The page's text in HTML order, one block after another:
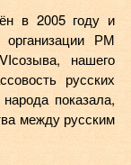
в 2005 году и
РМ
нашего
русских
показала,
между русским